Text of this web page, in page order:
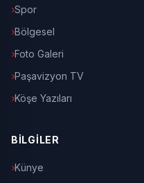
Spor
Bölgesel
Foto Galeri
Paşavizyon TV
Köşe Yazıları
BİLGİLER
Künye